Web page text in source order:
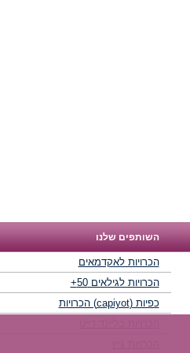
השותפים שלנו
הכרויות לאקדמאים
הכרויות לגילאים 50+
כפיות (capiyot) הכרויות